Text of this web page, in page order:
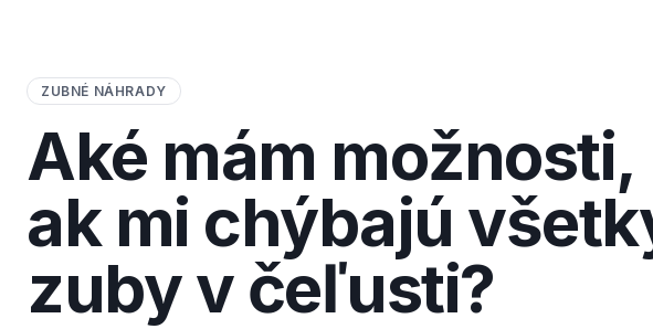
ZUBNÉ NÁHRADY
Aké mám možnosti,
ak mi chýbajú
zuby v čeľusti?